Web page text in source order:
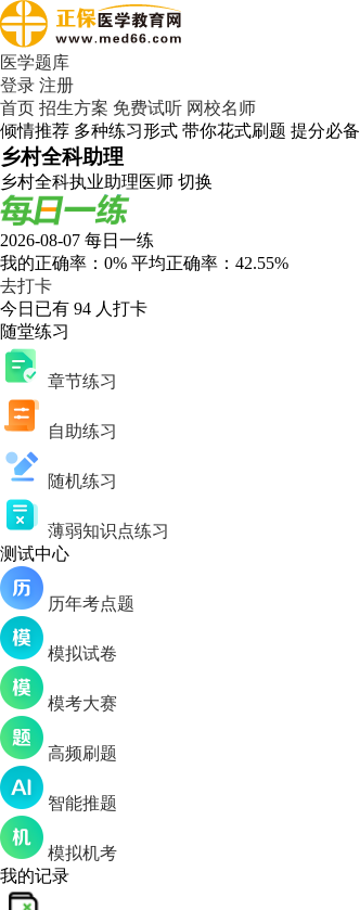
医学题库
登录 注册
首页 招生方案 免费试听 网校名师
倾情推荐 多种练习形式 带你花式刷题 提分必备
乡村全科助理
乡村全科执业助理医师 切换
2026-08-07 每日一练
我的正确率： 0% 平均正确率： 42.55%
去打卡
今日已有 94 人打卡
随堂练习
章节练习
自助练习
随机练习
薄弱知识点练习
测试中心
历年考点题
模拟试卷
模考大赛
高频刷题
智能推题
模拟机考
我的记录